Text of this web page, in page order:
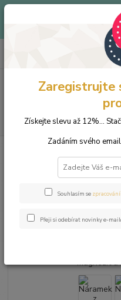
Až -40% - Objevte
Platí do
Swarovski - matný magnezit a
Náramek z
perly
magnezit a
Zaregistrujte
Získejte slevu až 12%...
Zadáním svého
Souhlasím se
Přeji si odebírat novinky e-